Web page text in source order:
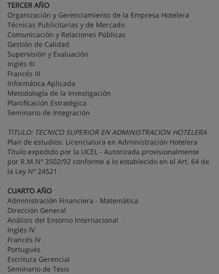
TERCER AÑO
Organización y Gerenciamiento de la Empresa Hotelera
Técnicas Publicitarias y de Mercado
Comunicación y Relaciones Públicas
Gestión de Calidad
Supervisión y Evaluación
Inglés III
Francés III
Informática Aplicada
Metodología de la Investigación
Planificación Estratégica
Seminario de Integración
TITULO: TECNICO SUPERIOR EN ADMINISTRACION HOTELERA
Plan de estudios: Licenciatura en Administración Hotelera
Título expedido por la UCEL - Autorizada provisionalmente
por R.M.Nº 3502/92 conforme a lo establecido en el Art. 64 de
la Ley Nº 24521
CUARTO AÑO
Administración Financiera - Matemática
Dirección General
Análisis del Entorno Internacional
Inglés IV
Francés IV
Portugués
Escritura Gerencial
Seminario de Tesis